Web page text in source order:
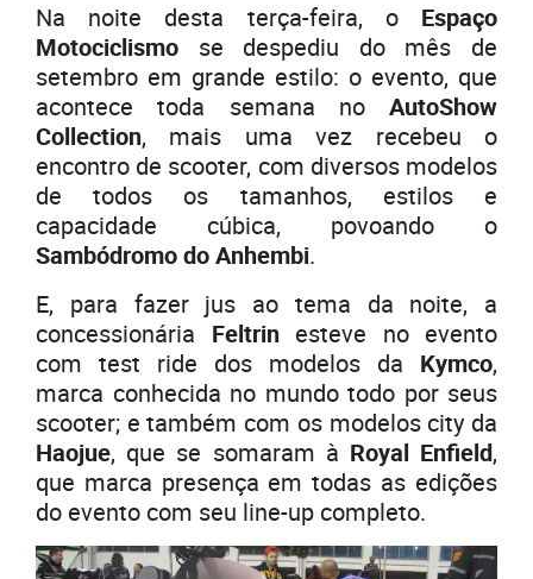
Na noite desta terça-feira, o Espaço
Motociclismo se despediu do mês de
setembro em grande estilo: o evento, que
acontece toda semana no AutoShow
Collection, mais uma vez recebeu o
encontro de scooter, com diversos modelos
de todos os tamanhos, estilos e
capacidade cúbica, povoando o
Sambódromo do Anhembi.
E, para fazer jus ao tema da noite, a
concessionária Feltrinesteve no evento
com test ride dos modelos da Kymco,
marca conhecida no mundo todo por seus
scooter; e também com os modelos city da
Haojue, que se somaram à Royal Enfield,
que marca presença em todas as edições
do evento com seu line-up completo.